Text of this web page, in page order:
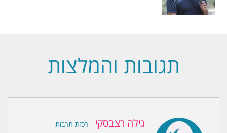
תגובות והמלצות
גילה רצבסקי רכזת תרבות